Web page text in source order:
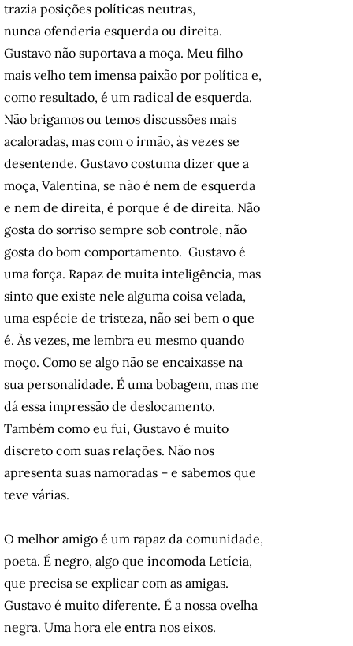
trazia posições políticas neutras,
nunca ofenderia esquerda ou direita.
Gustavo não suportava a moça. Meu filho
mais velho tem imensa paixão por política e,
como resultado, é um radical de esquerda.
Não brigamos ou temos discussões mais
acaloradas, mas com o irmão, às vezes se
desentende. Gustavo costuma dizer que a
moça, Valentina, se não é nem de esquerda
e nem de direita, é porque é de direita. Não
gosta do sorriso sempre sob controle, não
gosta do bom comportamento. Gustavo é
uma força. Rapaz de muita inteligência, mas
sinto que existe nele alguma coisa velada,
uma espécie de tristeza, não sei bem o que
é. Às vezes, me lembra eu mesmo quando
moço. Como se algo não se encaixasse na
sua personalidade. É uma bobagem, mas me
dá essa impressão de deslocamento.
Também como eu fui, Gustavo é muito
discreto com suas relações. Não nos
apresenta suas namoradas – e sabemos que
teve várias.
O melhor amigo é um rapaz da comunidade,
poeta. É negro, algo que incomoda Letícia,
que precisa se explicar com as amigas.
Gustavo é muito diferente. É a nossa ovelha
negra. Uma hora ele entra nos eixos.